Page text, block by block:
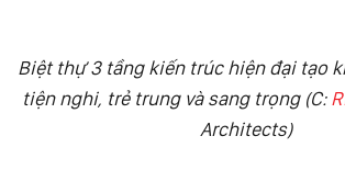
Biệt thự 3 tầng kiến trúc hiện đại tạo
tiện nghi, trẻ trung và sang trọng (C:
Architects)